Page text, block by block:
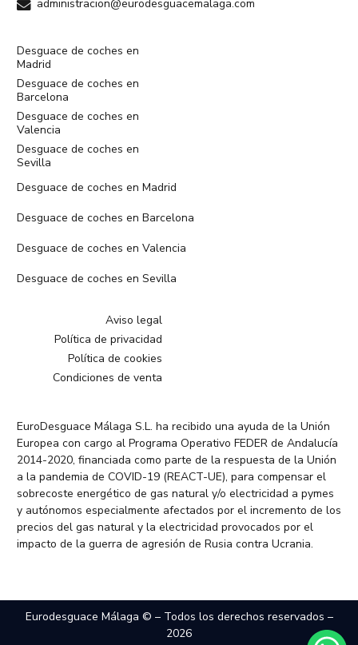
administracion@eurodesguacemalaga.com
Desguace de coches en
Madrid
Desguace de coches en
Barcelona
Desguace de coches en
Valencia
Desguace de coches en
Sevilla
Desguace de coches en Madrid
Desguace de coches en Barcelona
Desguace de coches en Valencia
Desguace de coches en Sevilla
Aviso legal
Política de privacidad
Política de cookies
Condiciones de venta
EuroDesguace Málaga S.L. ha recibido una ayuda de la Unión
Europea con cargo al Programa Operativo FEDER de Andalucía
2014-2020, financiada como parte de la respuesta de la Unión
a la pandemia de COVID-19 (REACT-UE), para compensar el
sobrecoste energético de gas natural y/o electricidad a pymes
y autónomos especialmente afectados por el incremento de los
precios del gas natural y la electricidad provocados por el
impacto de la guerra de agresión de Rusia contra Ucrania.
Eurodesguace Málaga © – Todos los derechos reservados –
2026